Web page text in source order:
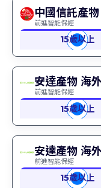
中國信託產
前進智能保經
安達產物 海
前進智能保經
安達產物 海
前進智能保經